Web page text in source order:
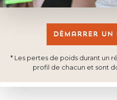
Démarrer un
* Les pertes de poids durant un
profil de chacun et sont